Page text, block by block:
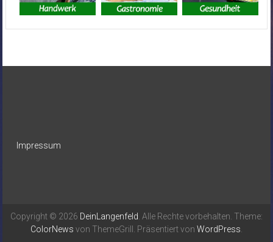
Impressum
Copyright © 2026 DeinLangenfeld. Alle Rechte vorbehalten. Theme:
ColorNews von ThemeGrill. Präsentiert von WordPress.